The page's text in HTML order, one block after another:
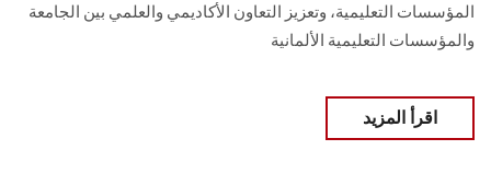
المؤسسات التعليمية، وتعزيز التعاون الأكاديمي والعلمي بين الجامعة
والمؤسسات التعليمية الألمانية
اقرأ المزيد